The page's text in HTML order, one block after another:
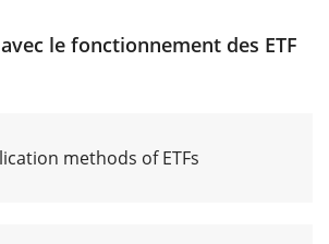
le fonctionnement des ETF
methods of ETFs